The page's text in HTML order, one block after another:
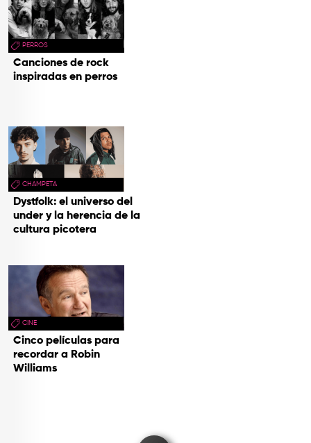
PERROS
Canciones de rock
inspiradas en perros
CHAMPETA
Dystfolk: el universo del
under y la herencia de la
cultura picotera
CINE
Cinco películas para
recordar a Robin
Williams